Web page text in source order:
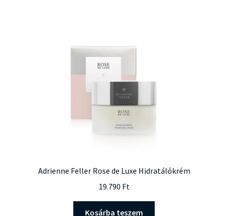
Adrienne Feller Rose de Luxe Hidratálókrém
19.790 Ft
Kosárba teszem